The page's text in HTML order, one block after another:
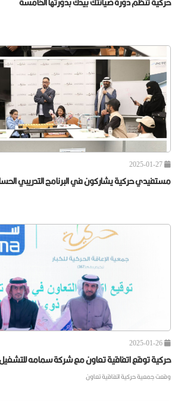
حركية تُنظم دورة صيانتك بيدك بدورتها الخامسة
مستفيدي حركية يشاركون في البرنامج التدريبي